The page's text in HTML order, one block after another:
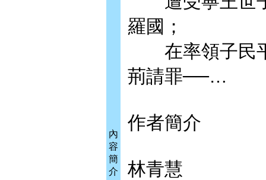
內
容
簡
介
羅國；
在率領子民平
荊請罪──…
作者簡介
林青慧